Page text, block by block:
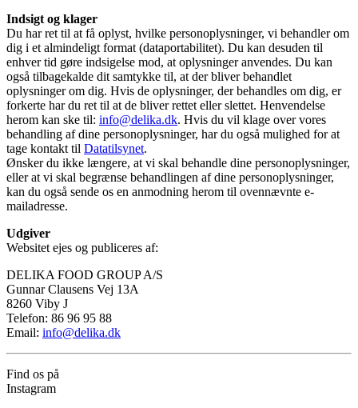
Indsigt og klager
Du har ret til at få oplyst, hvilke personoplysninger, vi behandler om
dig i et almindeligt format (dataportabilitet). Du kan desuden til
enhver tid gøre indsigelse mod, at oplysninger anvendes. Du kan
også tilbagekalde dit samtykke til, at der bliver behandlet
oplysninger om dig. Hvis de oplysninger, der behandles om dig, er
forkerte har du ret til at de bliver rettet eller slettet. Henvendelse
herom kan ske til: info@delika.dk. Hvis du vil klage over vores
behandling af dine personoplysninger, har du også mulighed for at
tage kontakt til Datatilsynet.
Ønsker du ikke længere, at vi skal behandle dine personoplysninger,
eller at vi skal begrænse behandlingen af dine personoplysninger,
kan du også sende os en anmodning herom til ovennævnte e-
mailadresse.
Udgiver
Websitet ejes og publiceres af:
DELIKA FOOD GROUP A/S
Gunnar Clausens Vej 13A
8260 Viby J
Telefon: 86 96 95 88
Email: info@delika.dk
Find os på
Instagram